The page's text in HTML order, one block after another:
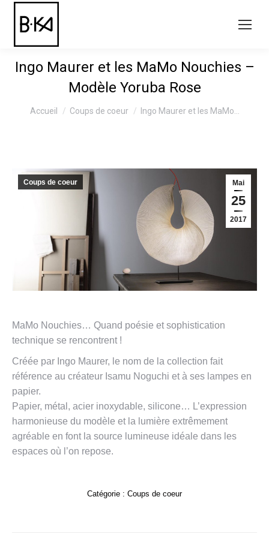
Ingo Maurer et les MaMo Nouchies –
Modèle Yoruba Rose
Vous êtes ici :
Accueil Coups de coeur Ingo Maurer et les MaMo…
Mai
25
2017
Coups de coeur
MaMo Nouchies… Quand poésie et sophistication
technique se rencontrent !
Créée par Ingo Maurer, le nom de la collection fait
référence au créateur Isamu Noguchi et à ses lampes en
papier.
Papier, métal, acier inoxydable, silicone… L’expression
harmonieuse du modèle et la lumière extrêmement
agréable en font la source lumineuse idéale dans les
espaces où l’on repose.
Catégorie : Coups de coeur